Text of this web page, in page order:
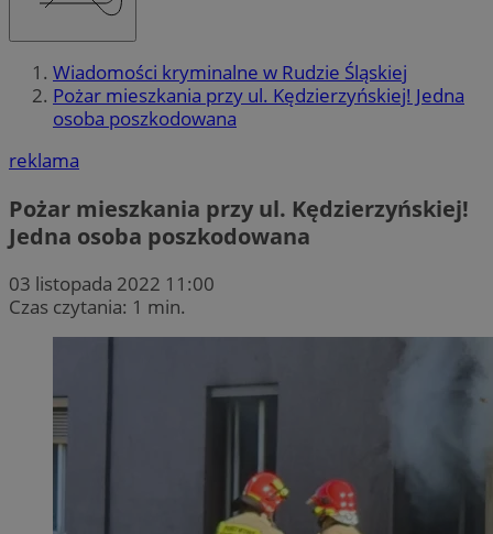
Wiadomości kryminalne w Rudzie Śląskiej
Pożar mieszkania przy ul. Kędzierzyńskiej! Jedna
osoba poszkodowana
reklama
Pożar mieszkania przy ul. Kędzierzyńskiej!
Jedna osoba poszkodowana
03 listopada 2022 11:00
Czas czytania: 1 min.